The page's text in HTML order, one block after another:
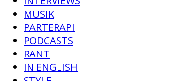
MUSIK
PARTERAPI
PODCASTS
RANT
IN ENGLISH